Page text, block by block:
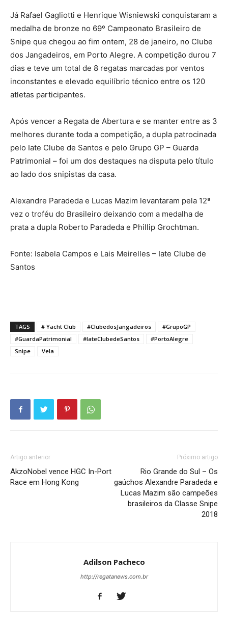
Já Rafael Gagliotti e Henrique Wisniewski conquistaram a
medalha de bronze no 69º Campeonato Brasileiro de
Snipe que chegou ao fim ontem, 28 de janeiro, no Clube
dos Jangadeiros, em Porto Alegre. A competição durou 7
dias e teve um total de 8 regatas marcadas por ventos
inconstantes e elevado equilíbrio técnico entre os 120
atletas participantes.
Após vencer a Regata de Abertura e se manter entre as 3
melhores durante toda a competição, a dupla patrocinada
pelo Iate Clube de Santos e pelo Grupo GP – Guarda
Patrimonial – foi um dos destaques na disputa pelo título
ao lado dos snipistas da casa.
Alexandre Paradeda e Lucas Mazim levantaram pela 12ª
vez o troféu do Brasileiro deixando com a medalha de
prata a dupla Roberto Paradeda e Phillip Grochtman.
Fonte: Isabela Campos e Lais Meirelles – Iate Clube de
Santos
TAGS # Yacht Club #ClubedosJangadeiros
#GrupoGP
#GuardaPatrimonial
#IateClubedeSantos
#PortoAlegre
Snipe
Vela
Artigo anterior
AkzoNobel vence HGC In-Port
Race em Hong Kong
Próximo artigo
Rio Grande do Sul – Os
gaúchos Alexandre Paradeda e
Lucas Mazim são campeões
brasileiros da Classe Snipe
2018
Adilson Pacheco
http://regatanews.com.br